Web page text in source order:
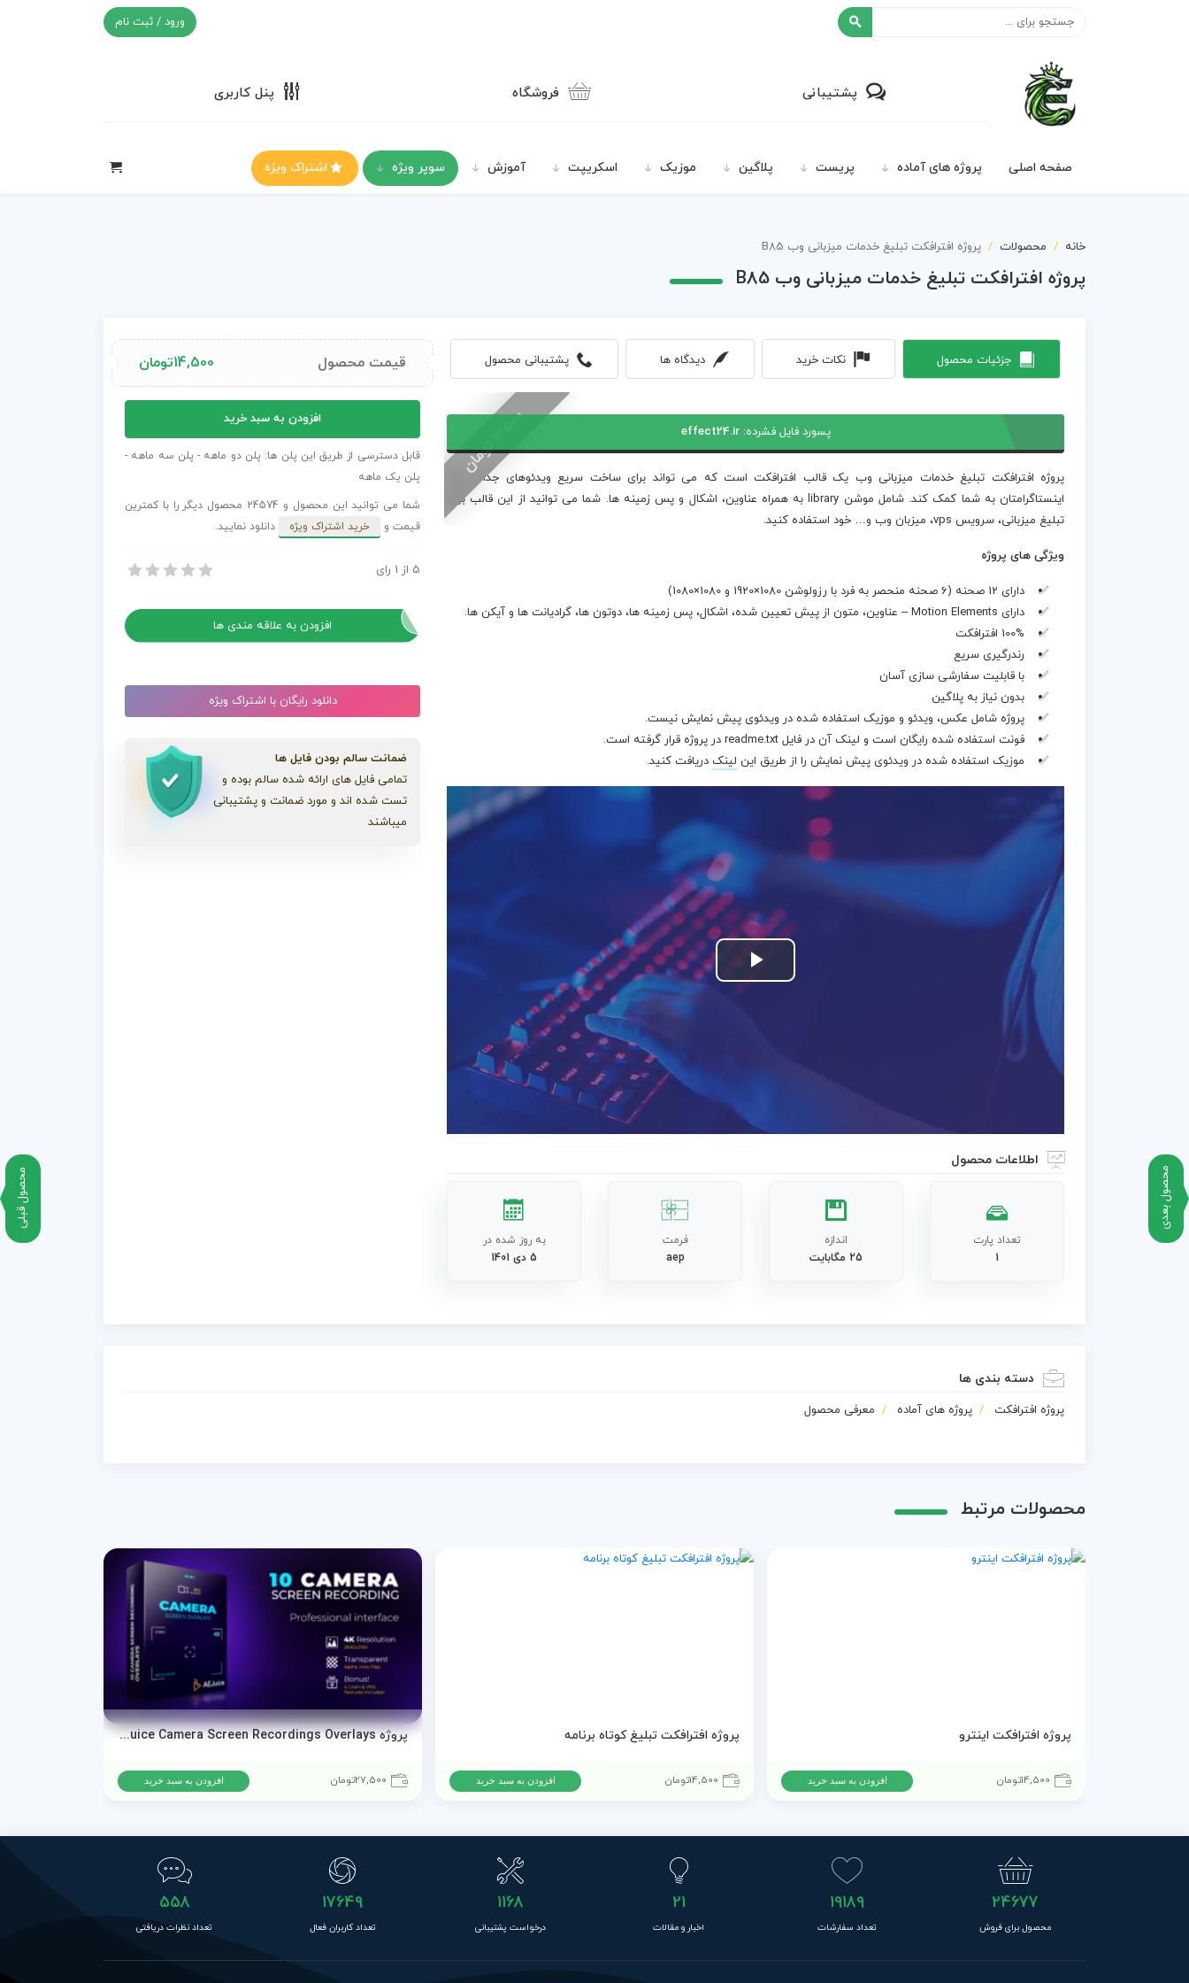
ورود / ثبت نام
پشتیبانی فروشگاه پنل کاربری
صفحه اصلی پروژه های آماده پریست پلاگین موزیک اسکریپت آموزش سوپر ویژه اشتراک ویژه
محصول قبلی محصول بعدی
خانه محصولات پروژه افترافکت تبلیغ خدمات میزبانی وب B85
پروژه افترافکت تبلیغ خدمات میزبانی وب B85
جزئیات محصول نکات خرید دیدگاه ها پشتیبانی محصول
1
4
5
0
0
ت
و
م
ا
ن
پسورد فایل فشرده:effect24.ir
پروژه افترافکت تبلیغ خدمات میزبانی وب یک قالب افترافکت است که می تواند برای ساخت سریع ویدئوهای جذاب برای
اینستاگرامتان به شما کمک کند. شامل موشن library به همراه عناوین، اشکال و پس زمینه ها. شما می توانید از این قالب برای
تبلیغ میزبانی، سرویس vps، میزبان وب و… خود استفاده کنید.
ویژگی های پروژه
دارای 12 صحنه (6 صحنه منحصر به فرد با رزولوشن 1080×1920 و 1080×1080)
دارای Motion Elements – عناوین، متون از پیش تعیین شده، اشکال، پس زمینه ها، دوتون ها، گرادیانت ها و آیکن ها.
100% افترافکت
رندرگیری سریع
با قابلیت سفارشی سازی آسان
بدون نیاز به پلاگین
پروژه شامل عکس، ویدئو و موزیک استفاده شده در ویدئوی پیش نمایش نیست.
فونت استفاده شده رایگان است و لینک آن در فایل readme.txt در پروژه قرار گرفته است.
موزیک استفاده شده در ویدئوی پیش نمایش را از طریق این لینک دریافت کنید.
Play
Video
اطلاعات محصول
تعداد پارت
1
اندازه
25 مگابایت
فرمت
aep
به روز شده در
5 دی 1401
قیمت محصول 14,500تومان
تبلیغ
خدمات
B85
افزودن به سبد خرید
قابل دسترسی از طریق این پلن ها: پلن دو ماهه - پلن سه ماهه -
پلن یک ماهه
شما می توانید این محصول و 24574 محصول دیگر را با کمترین
قیمت و
خرید اشتراک ویژه دانلود نمایید.
پروژه افترافکت تبلیغ خدمات میزبانی وب B85
5 از 1 رای
افزودن به علاقه مندی ها
دانلود رایگان با اشتراک ویژه
ضمانت سالم بودن فایل ها
تمامی فایل های ارائه شده سالم بوده و
تست شده اند و مورد ضمانت و پشتیبانی
میباشند
دسته بندی ها
پروژه افترافکت پروژه های آماده معرفی محصول
محصولات مرتبط
پروژه افترافکت اینترو
14,500تومان افزودن به سبد خرید
پروژه افترافکت تبلیغ کوتاه برنامه
14,500تومان افزودن به سبد خرید
پروژه AEJuice Camera Screen Recordings Overlays برای پریمیر پرو و افترافکت
27,500تومان افزودن به سبد خرید
24677
محصول برای فروش
19189
تعداد سفارشات
21
اخبار و مقالات
1168
درخواست پشتیبانی
17649
تعداد کاربران فعال
558
تعداد نظرات دریافتی